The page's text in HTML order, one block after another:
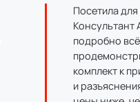
Посетила
Консультант
подробно
комплект к
и